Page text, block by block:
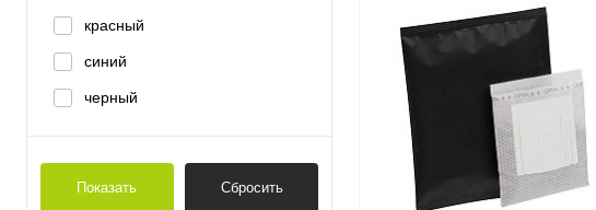
красный
синий
черный
Показать Сбросить
Купить в 1 клик Сравнение
В избранное В наличии